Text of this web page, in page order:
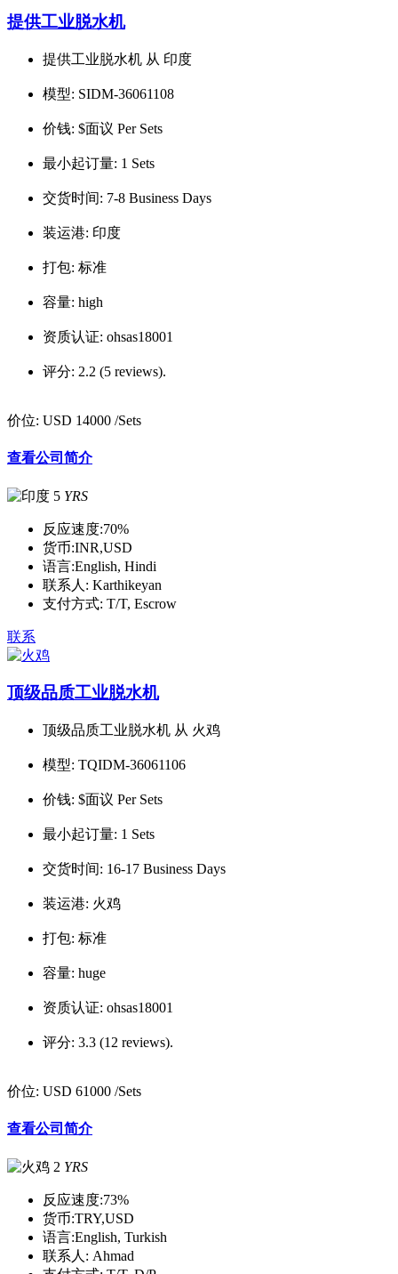
提供工业脱水机
提供工业脱水机 从 印度
模型: SIDM-36061108
价钱: $面议 Per Sets
最小起订量: 1 Sets
交货时间: 7-8 Business Days
装运港: 印度
打包: 标准
容量: high
资质认证: ohsas18001
评分: 2.2 (5 reviews).
价位: USD 14000 /Sets
查看公司简介
5 YRS
反应速度:70%
货币:INR,USD
语言:English, Hindi
联系人: Karthikeyan
支付方式: T/T, Escrow
联系
顶级品质工业脱水机
顶级品质工业脱水机 从 火鸡
模型: TQIDM-36061106
价钱: $面议 Per Sets
最小起订量: 1 Sets
交货时间: 16-17 Business Days
装运港: 火鸡
打包: 标准
容量: huge
资质认证: ohsas18001
评分: 3.3 (12 reviews).
价位: USD 61000 /Sets
查看公司简介
2 YRS
反应速度:73%
货币:TRY,USD
语言:English, Turkish
联系人: Ahmad